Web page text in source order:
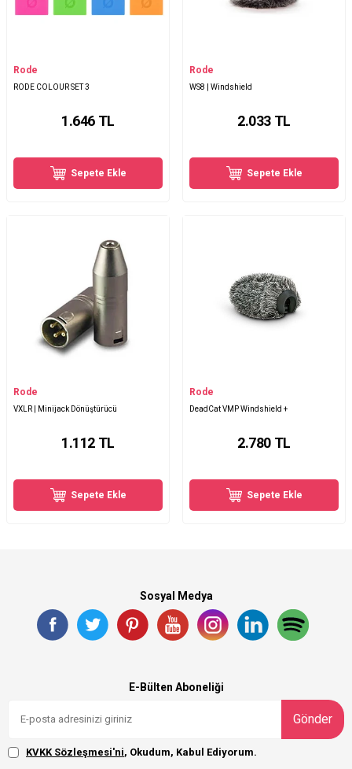
Rode
RODE COLOUR SET 3
1.646 TL
Sepete Ekle
Rode
WS8 | Windshield
2.033 TL
Sepete Ekle
Rode
VXLR | Minijack Dönüştürücü
1.112 TL
Sepete Ekle
Rode
DeadCat VMP Windshield +
2.780 TL
Sepete Ekle
Sosyal Medya
E-Bülten Aboneliği
Gönder
KVKK Sözleşmesi'ni, Okudum, Kabul Ediyorum.